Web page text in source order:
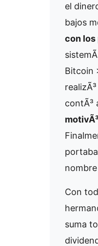
el
bajos
con los
Bitcoin
contÃ³
Con
suma